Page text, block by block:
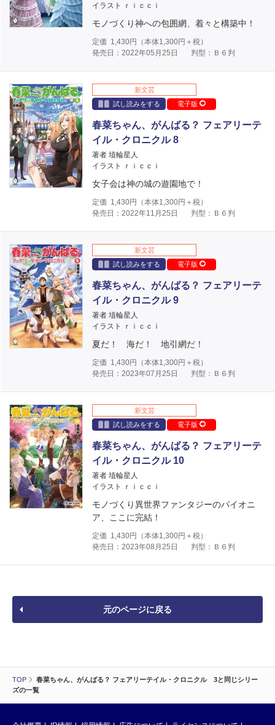
TOP
春菜ちゃん、がんばる？ フェアリーテイル・クロニクル 3と同じシリー
ズの一覧
イラスト ｒｉｃｃｉ
モノづくり神への包囲網、着々と構築中！
定価 1,430円（本体1,300円＋税）
発売日：2022年05月25日
判型：Ｂ６判
新文芸
試し読みをする
電子版
春菜ちゃん、がんばる？ フェアリーテ
イル・クロニクル 8
著者 埴輪星人
イラスト ｒｉｃｃｉ
女子会は神の城の遊園地で！
定価 1,430円（本体1,300円＋税）
発売日：2022年11月25日
判型：Ｂ６判
新文芸
試し読みをする
電子版
春菜ちゃん、がんばる？ フェアリーテ
イル・クロニクル 9
著者 埴輪星人
イラスト ｒｉｃｃｉ
夏だ！ 海だ！ 地引網だ！
定価 1,430円（本体1,300円＋税）
発売日：2023年07月25日
判型：Ｂ６判
新文芸
試し読みをする
電子版
春菜ちゃん、がんばる？ フェアリーテ
イル・クロニクル 10
著者 埴輪星人
イラスト ｒｉｃｃｉ
モノづくり異世界ファンタジーのパイオニ
ア、ここに完結！
定価 1,430円（本体1,300円＋税）
発売日：2023年08月25日
判型：Ｂ６判
元のページに戻る